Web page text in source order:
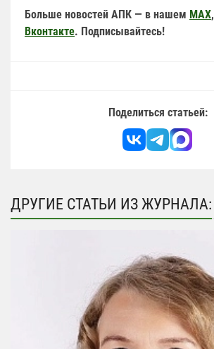
Больше новостей АПК — в нашем MAX,
Вконтакте. Подписывайтесь!
Поделиться статьей:
ДРУГИЕ СТАТЬИ ИЗ ЖУРНАЛА: